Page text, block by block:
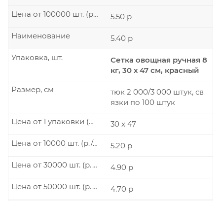
5.50 р
Цена от 100000 шт. (р./шт.)
5.40 р
Наименование
Сетка овощная ручная 8
кг, 30 х 47 см, красный
Упаковка, шт.
тюк 2 000/3 000 штук, св
язки по 100 штук
Размер, см
30 x 47
Цена от 1 упаковки (р./шт.)
5.20 р
Цена от 10000 шт. (р./шт.)
4.90 р
Цена от 30000 шт. (р./шт.)
4.70 р
Цена от 50000 шт. (р./шт.)